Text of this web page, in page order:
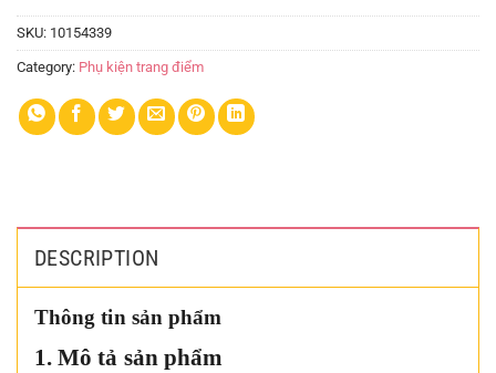
SKU: 10154339
Category: Phụ kiện trang điểm
DESCRIPTION
Thông tin sản phẩm
1. Mô tả sản phẩm